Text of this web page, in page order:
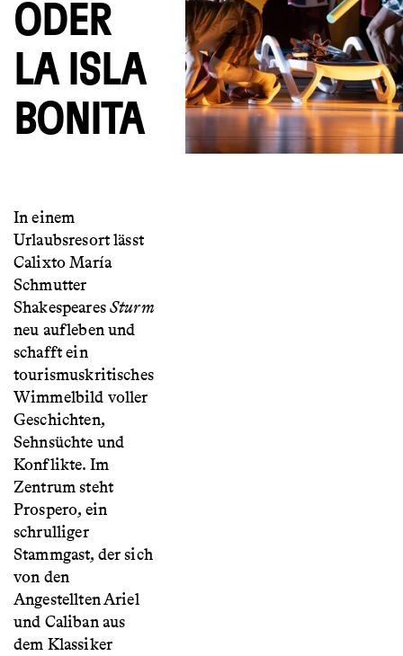
ODER
LA ISLA
BONITA
In einem
Urlaubsresort lässt
Calixto María
Schmutter
ShakespearesSturm
neu aufleben und
schafft ein
tourismuskritisches
Wimmelbild voller
Geschichten,
Sehnsüchte und
Konflikte. Im
Zentrum steht
Prospero, ein
schrulliger
Stammgast, der sich
von den
Angestellten Ariel
und Caliban aus
dem Klassiker